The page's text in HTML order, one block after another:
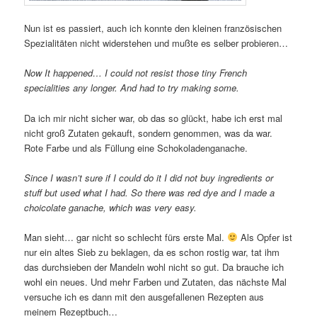
Nun ist es passiert, auch ich konnte den kleinen französischen
Spezialitäten nicht widerstehen und mußte es selber probieren…
Now It happened… I could not resist those tiny French
specialities any longer. And had to try making some.
Da ich mir nicht sicher war, ob das so glückt, habe ich erst mal
nicht groß Zutaten gekauft, sondern genommen, was da war.
Rote Farbe und als Füllung eine Schokoladenganache.
Since I wasn’t sure if I could do it I did not buy ingredients or
stuff but used what I had. So there was red dye and I made a
choicolate ganache, which was very easy.
Man sieht… gar nicht so schlecht fürs erste Mal.
Als Opfer ist
nur ein altes Sieb zu beklagen, da es schon rostig war, tat ihm
das durchsieben der Mandeln wohl nicht so gut. Da brauche ich
wohl ein neues. Und mehr Farben und Zutaten, das nächste Mal
versuche ich es dann mit den ausgefallenen Rezepten aus
meinem Rezeptbuch…